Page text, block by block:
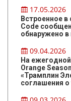
17.05.2026
Встроенное
Code
обнаружено в
09.04.2026
На
Orange
«Трамплин
соглашения